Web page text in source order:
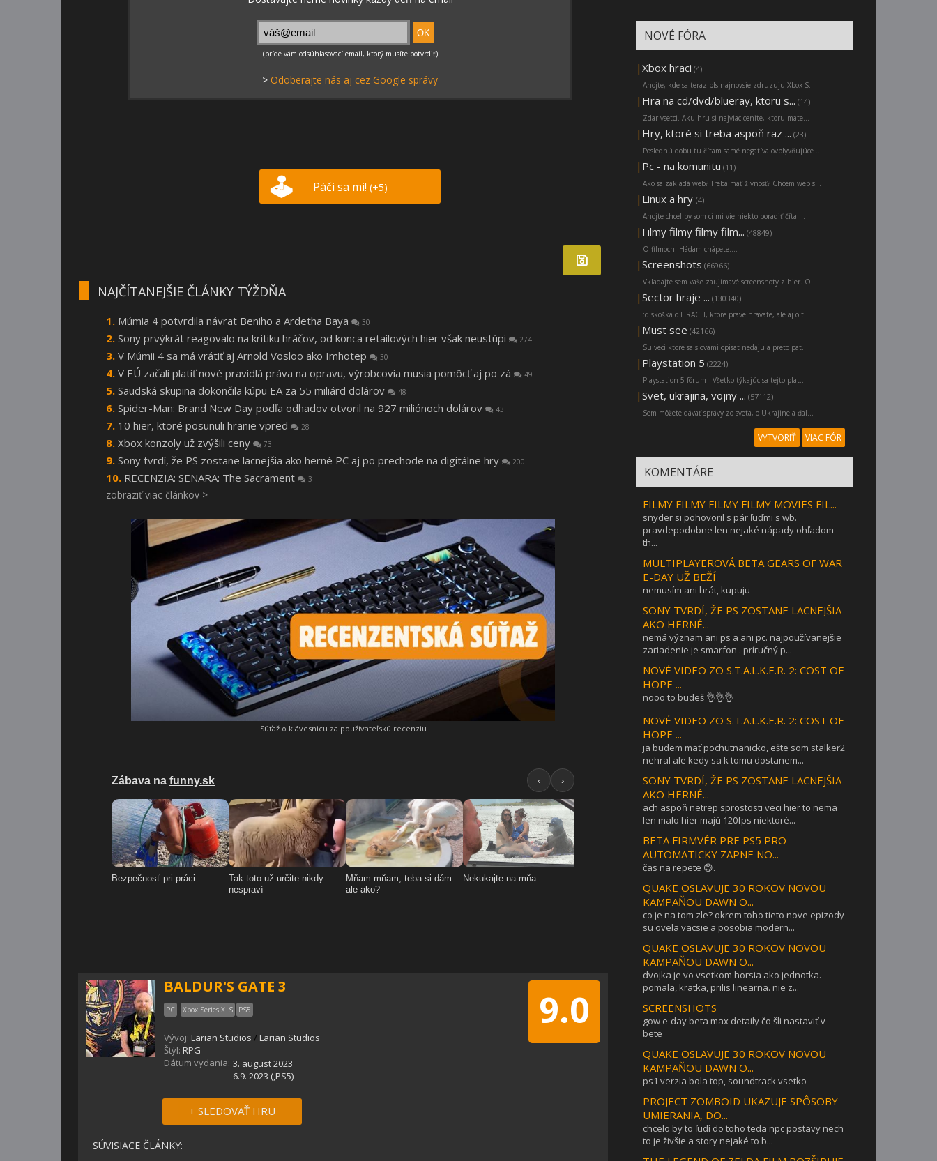
> Odoberajte nás aj cez Google správy
Páči sa mi! (+5)
NAJČÍTANEJŠIE ČLÁNKY TÝŽDŇA
Múmia 4 potvrdila návrat Beniho a Ardetha Baya 30
Sony prvýkrát reagovalo na kritiku hráčov, od konca retailových hier však neustúpi 274
V Múmii 4 sa má vrátiť aj Arnold Vosloo ako Imhotep 30
V EÚ začali platiť nové pravidlá práva na opravu, výrobcovia musia pomôcť aj po zá 49
Saudská skupina dokončila kúpu EA za 55 miliárd dolárov 48
Spider-Man: Brand New Day podľa odhadov otvoril na 927 miliónoch dolárov 43
10 hier, ktoré posunuli hranie vpred 28
Xbox konzoly už zvýšili ceny 73
Sony tvrdí, že PS zostane lacnejšia ako herné PC aj po prechode na digitálne hry 200
RECENZIA: SENARA: The Sacrament 3
zobraziť viac článkov >
Súťaž o klávesnicu za používateľskú recenziu
9.0
BALDUR'S GATE 3
PC Xbox Series X|S PS5
Vývoj: Larian Studios / Larian Studios
Štýl: RPG
Dátum vydania: 3. august 2023
6.9. 2023 (,PS5)
+ SLEDOVAŤ HRU
SÚVISIACE ČLÁNKY:
NOVÉ FÓRA
| Xbox hraci (4)
Ahojte, kde sa teraz pls najnovsie zdruzuju Xbox S...
| Hra na cd/dvd/blueray, ktoru s... (14)
Zdar vsetci. Aku hru si najviac cenite, ktoru mate...
| Hry, ktoré si treba aspoň raz ... (23)
Poslednú dobu tu čítam samé negatíva ovplyvňujúce ...
| Pc - na komunitu (11)
Ako sa zakladá web? Treba mať živnosť? Chcem web s...
| Linux a hry (4)
Ahojte chcel by som ci mi vie niekto poradiť čítal...
| Filmy filmy filmy film... (48849)
O filmoch. Hádam chápete....
| Screenshots (66966)
Vkladajte sem vaše zaujímavé screenshoty z hier. O...
| Sector hraje ... (130340)
:diskoška o HRACH, ktore prave hravate, ale aj o t...
| Must see (42166)
Su veci ktore sa slovami opisat nedaju a preto pat...
| Playstation 5 (2224)
Playstation 5 fórum - Všetko týkajúc sa tejto plat...
| Svet, ukrajina, vojny ... (57112)
Sem môžete dávať správy zo sveta, o Ukrajine a ďal...
VYTVORIŤ VIAC FÓR
KOMENTÁRE
FILMY FILMY FILMY FILMY MOVIES FIL...
snyder si pohovoril s pár ľuďmi s wb.
pravdepodobne len nejaké nápady ohľadom
th...
MULTIPLAYEROVÁ BETA GEARS OF WAR
E-DAY UŽ BEŽÍ
nemusím ani hrát, kupuju
SONY TVRDÍ, ŽE PS ZOSTANE LACNEJŠIA
AKO HERNÉ...
nemá význam ani ps a ani pc. najpoužívanejšie
zariadenie je smarfon . príručný p...
NOVÉ VIDEO ZO S.T.A.L.K.E.R. 2: COST OF
HOPE ...
nooo to budeš 👌👌👌
NOVÉ VIDEO ZO S.T.A.L.K.E.R. 2: COST OF
HOPE ...
ja budem mať pochutnanicko, ešte som stalker2
nehral ale kedy sa k tomu dostanem...
SONY TVRDÍ, ŽE PS ZOSTANE LACNEJŠIA
AKO HERNÉ...
ach aspoň netrep sprostosti veci hier to nema
len malo hier majú 120fps niektoré...
BETA FIRMVÉR PRE PS5 PRO
AUTOMATICKY ZAPNE NO...
čas na repete 😋.
QUAKE OSLAVUJE 30 ROKOV NOVOU
KAMPAŇOU DAWN O...
co je na tom zle? okrem toho tieto nove epizody
su ovela vacsie a posobia modern...
QUAKE OSLAVUJE 30 ROKOV NOVOU
KAMPAŇOU DAWN O...
dvojka je vo vsetkom horsia ako jednotka.
pomala, kratka, prilis linearna. nie z...
SCREENSHOTS
gow e-day beta max detaily čo šli nastaviť v
bete
QUAKE OSLAVUJE 30 ROKOV NOVOU
KAMPAŇOU DAWN O...
ps1 verzia bola top, soundtrack vsetko
PROJECT ZOMBOID UKAZUJE SPÔSOBY
UMIERANIA, DO...
chcelo by to ľudí do toho teda npc postavy nech
to je živšie a story nejaké to b...